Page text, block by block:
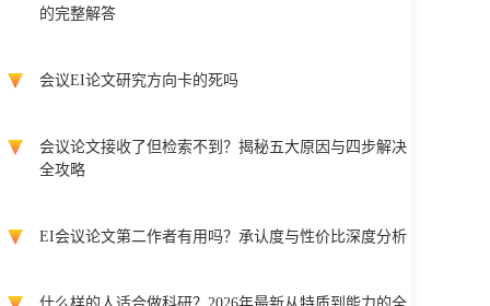
的完整解答
会议EI论文研究方向卡的死吗
会议论文接收了但检索不到？揭秘五大原因与四步解决
全攻略
EI会议论文第二作者有用吗？承认度与性价比深度分析